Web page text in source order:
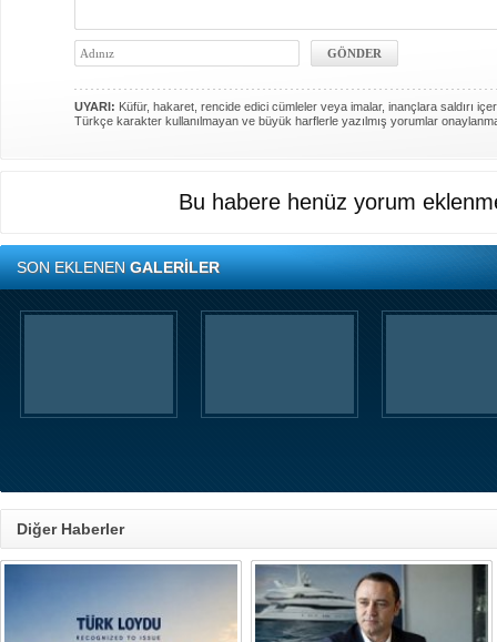
UYARI: Küfür, hakaret, rencide edici cümleler veya imalar, inançlara saldırı
Türkçe karakter kullanılmayan ve büyük harflerle yazılmış yorumlar
Bu habere henüz yorum
SON EKLENENGALERİLER
Diğer Haberler